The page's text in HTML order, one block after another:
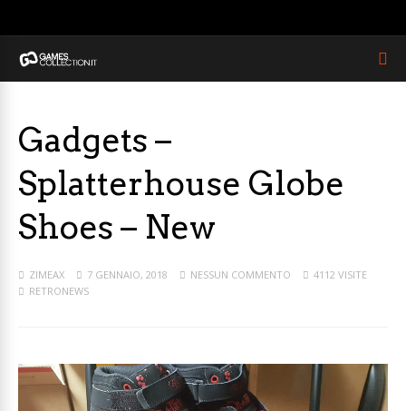
Gadgets –
Splatterhouse Globe
Shoes – New
ZIMEAX 7 GENNAIO, 2018 NESSUN COMMENTO
4112 VISITE
RETRONEWS